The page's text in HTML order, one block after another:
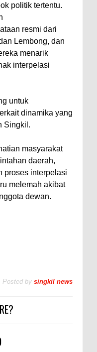
politik tertentu.
resmi dari
Lembong, dan
menarik
interpelasi
untuk
dinamika yang
Singkil.
masyarakat
daerah,
proses interpelasi
melemah akibat
dewan.
Posted by singkil news